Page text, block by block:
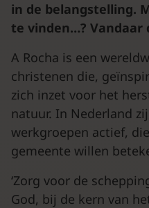
in de belangstelling.
te vinden…? Vandaar
A Rocha is een
christenen die,
zich inzet voor het
natuur. In Nederland
werkgroepen actief,
gemeente willen
‘Zorg voor de
God, bij de kern van